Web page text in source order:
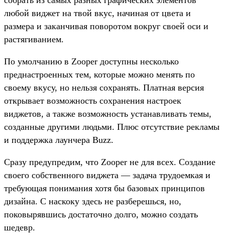
любой виджет на твой вкус, начиная от цвета и
размера и заканчивая поворотом вокруг своей оси и
растягиванием.
По умолчанию в Zooper доступны несколько
преднастроенных тем, которые можно менять по
своему вкусу, но нельзя сохранять. Платная версия
открывает возможность сохранения настроек
виджетов, а также возможность устанавливать темы,
созданные другими людьми. Плюс отсутствие рекламы
и поддержка лаунчера Buzz.
Сразу предупредим, что Zooper не для всех. Создание
своего собственного виджета — задача трудоемкая и
требующая понимания хотя бы базовых принципов
дизайна. С наскоку здесь не разберешься, но,
поковырявшись достаточно долго, можно создать
шедевр.